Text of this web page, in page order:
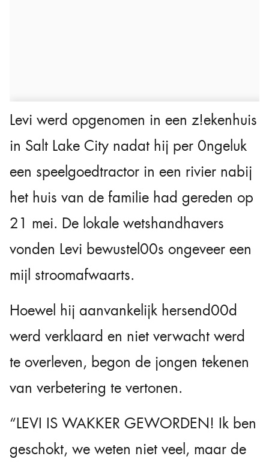
Levi werd opgenomen in een z!ekenhuis
in Salt Lake City nadat hij per 0ngeluk
een speelgoedtractor in een rivier nabij
het huis van de familie had gereden op
21 mei. De lokale wetshandhavers
vonden Levi bewustel00s ongeveer een
mijl stroomafwaarts.
Hoewel hij aanvankelijk hersend00d
werd verklaard en niet verwacht werd
te overleven, begon de jongen tekenen
van verbetering te vertonen.
“LEVI IS WAKKER GEWORDEN! Ik ben
geschokt, we weten niet veel, maar de